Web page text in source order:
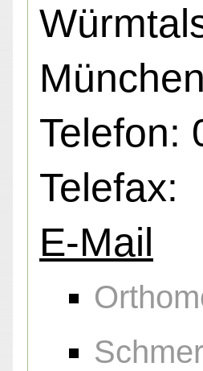
München
Telefon:
Telefax:
E-Mail